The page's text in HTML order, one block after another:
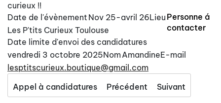
curieux !!
Date de l'évènement Nov 25-avril 26Lieu
Les P'tits Curieux Toulouse
Date limite d'envoi des candidatures
vendredi 3 octobre 2025
Personne á
contacter
NomAmandineE-mail
lesptitscurieux.boutique@gmail.com
Appel à candidatures
Précédent Suivant